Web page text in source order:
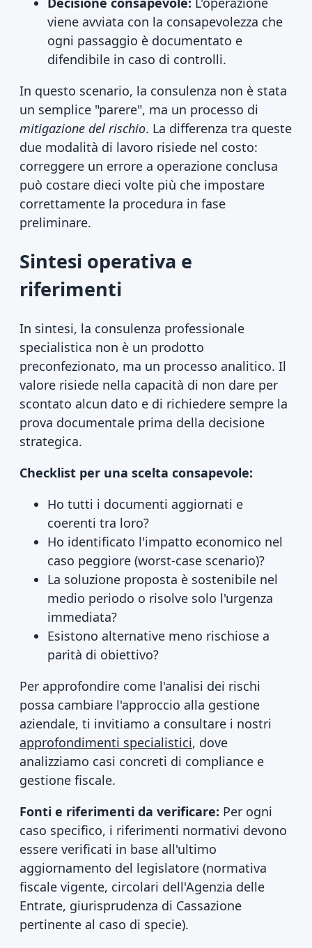
viene avviata con la consapevolezza che
ogni passaggio è documentato e
difendibile in caso di controlli.
In questo scenario, la consulenza non è stata
un semplice "parere", ma un processo di
mitigazione del rischio. La differenza tra queste
due modalità di lavoro risiede nel costo:
correggere un errore a operazione conclusa
può costare dieci volte più che impostare
correttamente la procedura in fase
preliminare.
Sintesi operativa e
riferimenti
In sintesi, la consulenza professionale
specialistica non è un prodotto
preconfezionato, ma un processo analitico. Il
valore risiede nella capacità di non dare per
scontato alcun dato e di richiedere sempre la
prova documentale prima della decisione
strategica.
Checklist per una scelta consapevole:
Ho tutti i documenti aggiornati e
coerenti tra loro?
Ho identificato l'impatto economico nel
caso peggiore (worst-case scenario)?
La soluzione proposta è sostenibile nel
medio periodo o risolve solo l'urgenza
immediata?
Esistono alternative meno rischiose a
parità di obiettivo?
Per approfondire come l'analisi dei rischi
possa cambiare l'approccio alla gestione
aziendale, ti invitiamo a consultare i nostri
approfondimenti specialistici, dove
analizziamo casi concreti di compliance e
gestione fiscale.
Fonti e riferimenti da verificare: Per ogni
caso specifico, i riferimenti normativi devono
essere verificati in base all'ultimo
aggiornamento del legislatore (normativa
fiscale vigente, circolari dell'Agenzia delle
Entrate, giurisprudenza di Cassazione
pertinente al caso di specie).